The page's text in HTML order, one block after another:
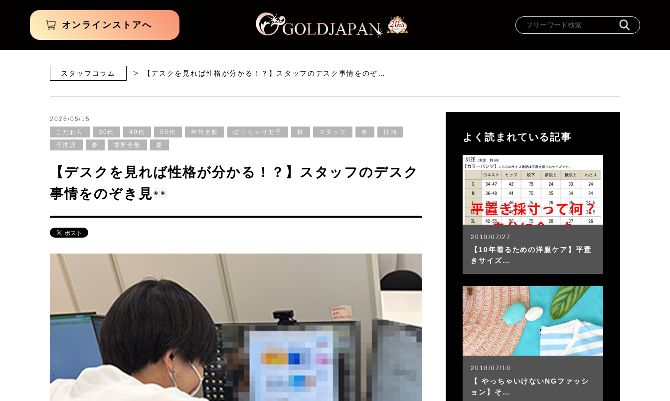
オンラインストアへ
スタッフコラム 【デスクを見れば性格が分かる！？】スタッフのデスク事情をのぞ…
2026/05/15
こだわり
30代 40代 50代 年代全般 ぽっちゃり女子 秋 スタッフ 冬
社内
個性派
春 場所全般 夏
【デスクを見れば性格が分かる！？】スタッフのデスク
事情をのぞき見
よく読まれている記事
2018/07/27
【10年着るための洋服ケア】平置
きサイズ…
2018/07/10
【 やっちゃいけないNGファッシ
ョン】そ…